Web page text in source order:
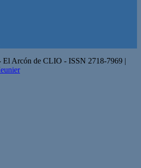
El Arcón de CLIO - ISSN 2718-7969 |